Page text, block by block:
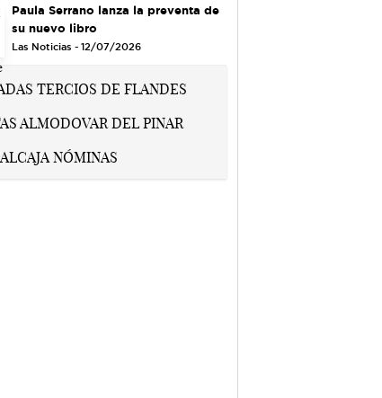
Paula Serrano lanza la preventa de
su nuevo libro
Las Noticias - 12/07/2026